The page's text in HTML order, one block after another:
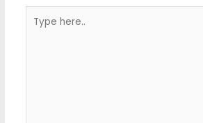
here..